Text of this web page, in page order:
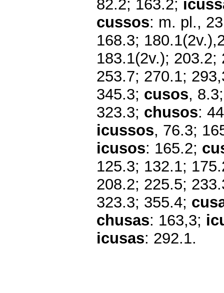
82.2; 163.2;
cussos: m. pl.,
168.3;
183.1(2v.);
253.7; 270.1;
345.3; cusos,
323.3; chusos:
icussos, 76.3;
icusos: 165.2;
125.3; 132.1;
208.2; 225.5;
323.3; 355.4;
chusas: 163,3;
icusas: 292.1.